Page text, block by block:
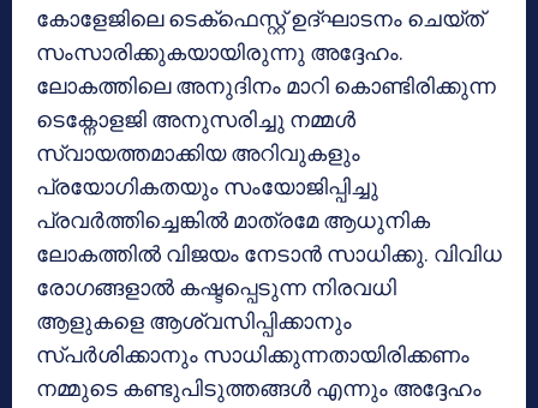
കോളേജിലെ ടെക്‌ഫെസ്റ്റ് ഉദ്ഘാടനം ചെയ്ത്
സംസാരിക്കുകയായിരുന്നു അദ്ദേഹം.
ലോകത്തിലെ അനുദിനം മാറി കൊണ്ടിരിക്കുന്ന
ടെക്നോളജി അനുസരിച്ചു നമ്മൾ
സ്വായത്തമാക്കിയ അറിവുകളും
പ്രയോഗികതയും സംയോജിപ്പിച്ചു
പ്രവർത്തിച്ചെങ്കിൽ മാത്രമേ ആധുനിക
ലോകത്തിൽ വിജയം നേടാൻ സാധിക്കു. വിവിധ
രോഗങ്ങളാൽ കഷ്ടപ്പെടുന്ന നിരവധി
ആളുകളെ ആശ്വസിപ്പിക്കാനും
സ്പർശിക്കാനും സാധിക്കുന്നതായിരിക്കണം
നമ്മുടെ കണ്ടുപിടുത്തങ്ങൾ എന്നും അദ്ദേഹം